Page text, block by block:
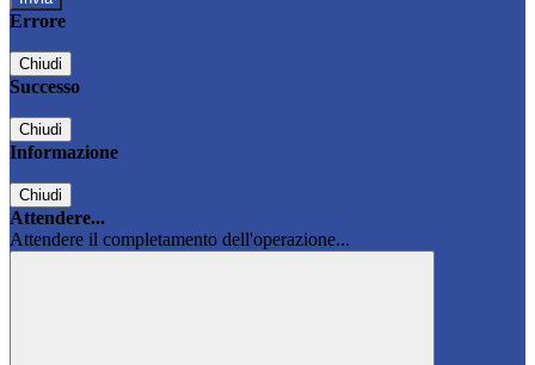
Errore
Chiudi
Successo
Chiudi
Informazione
Chiudi
Attendere...
Attendere il completamento dell'operazione...